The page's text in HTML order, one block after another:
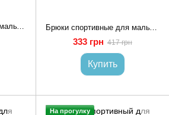
Брюки спортивные для мальчика подростка 128 Серый ЭДЕЛЬВЕЙС (709707-128) Брюки спортивные для мальчика подростка 128 Черный LORA-TEX (716190-128)
333 грн 417 грн
Купить
На прогулку